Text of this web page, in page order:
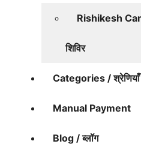
Rishikesh
शिविर
Categories / श्रेणियाँ
Manual Payment
Blog / ब्लॉग